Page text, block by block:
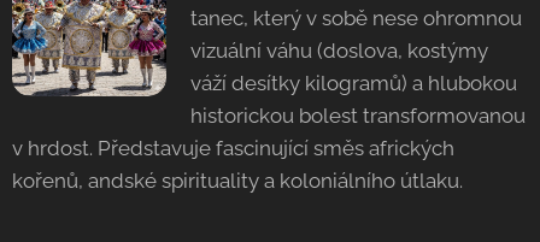
tanec, který v sobě nese ohromnou
vizuální váhu (doslova, kostýmy
váží desítky kilogramů) a hlubokou
historickou bolest transformovanou
v hrdost. Představuje fascinující směs afrických
kořenů, andské spirituality a koloniálního útlaku.